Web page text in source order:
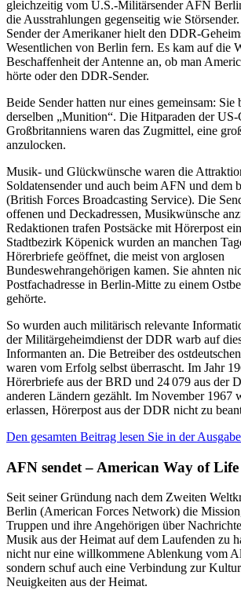
gleichzeitig vom U.S.-Militärsender AFN
die Ausstrahlungen gegenseitig wie
Sender der Amerikaner hielt den DDR-
Wesentlichen von Berlin fern. Es kam auf die
Beschaffenheit der Antenne an, ob man
hörte oder den DDR-Sender.
Beide Sender hatten nur eines gemeinsam: Sie
derselben „Munition“. Die Hitparaden der US-
Großbritanniens waren das Zugmittel, eine
anzulocken.
Musik- und Glückwünsche waren die
Soldatensender und auch beim AFN und dem
(British Forces Broadcasting Service). Die
offenen und Deckadressen, Musikwünsche
Redaktionen trafen Postsäcke mit Hörerpost
Stadtbezirk Köpenick wurden an manchen
Hörerbriefe geöffnet, die meist von arglosen
Bundeswehrangehörigen kamen. Sie ahnten
Postfachadresse in Berlin-Mitte zu einem
gehörte.
So wurden auch militärisch relevante
der Militärgeheimdienst der DDR warb auf
Informanten an. Die Betreiber des
waren vom Erfolg selbst überrascht. Im Jahr
Hörerbriefe aus der BRD und 24 079 aus der
anderen Ländern gezählt. Im November 1967
erlassen, Hörerpost aus der DDR nicht zu
Den gesamten Beitrag lesen Sie in der
AFN sendet – American Way of Life
Seit seiner Gründung nach dem Zweiten
Berlin (American Forces Network) die
Truppen und ihre Angehörigen über
Musik aus der Heimat auf dem Laufenden zu
nicht nur eine willkommene Ablenkung vom
sondern schuf auch eine Verbindung zur
Neuigkeiten aus der Heimat.